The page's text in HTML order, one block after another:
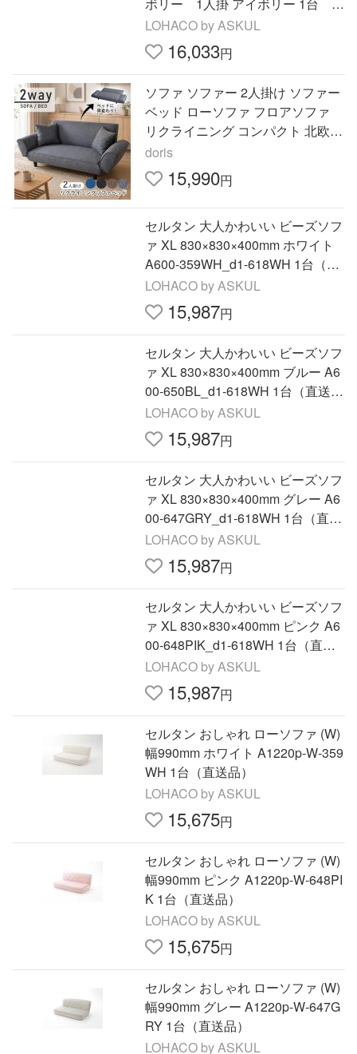
ボリー 1人掛 アイボリー 1台
（直送品）
LOHACO by ASKUL
16,033円
ソファ ソファー 2人掛け ソファー
ベッド ローソファ フロアソファ
リクライニング コンパクト 北欧
プレゼント デランナ
doris
15,990円
セルタン 大人かわいい ビーズソフ
ァ XL 830×830×400mm ホワイト
A600-359WH_d1-618WH 1台（直
送品）
LOHACO by ASKUL
15,987円
セルタン 大人かわいい ビーズソフ
ァ XL 830×830×400mm ブルー A6
00-650BL_d1-618WH 1台（直送
品）
LOHACO by ASKUL
15,987円
セルタン 大人かわいい ビーズソフ
ァ XL 830×830×400mm グレー A6
00-647GRY_d1-618WH 1台（直送
品）
LOHACO by ASKUL
15,987円
セルタン 大人かわいい ビーズソフ
ァ XL 830×830×400mm ピンク A6
00-648PIK_d1-618WH 1台（直送
品）
LOHACO by ASKUL
15,987円
セルタン おしゃれ ローソファ (W)
幅990mm ホワイト A1220p-W-359
WH 1台（直送品）
LOHACO by ASKUL
15,675円
セルタン おしゃれ ローソファ (W)
幅990mm ピンク A1220p-W-648PI
K 1台（直送品）
LOHACO by ASKUL
15,675円
セルタン おしゃれ ローソファ (W)
幅990mm グレー A1220p-W-647G
RY 1台（直送品）
LOHACO by ASKUL